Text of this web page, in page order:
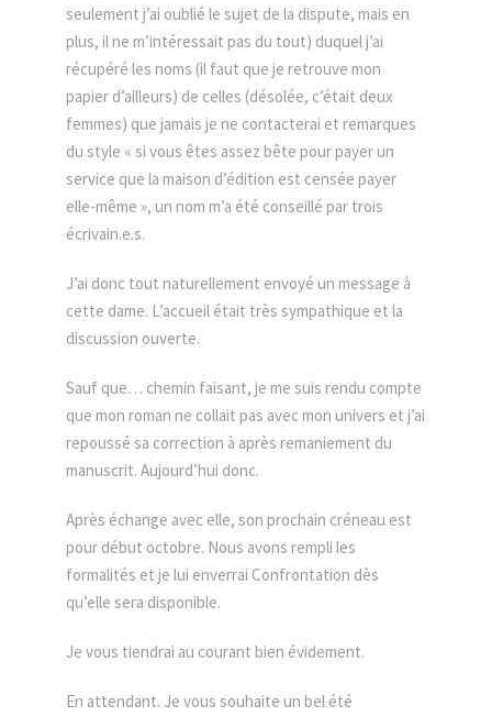
seulement j’ai oublié le sujet de la dispute, mais en
plus, il ne m’intéressait pas du tout) duquel j’ai
récupéré les noms (il faut que je retrouve mon
papier d’ailleurs) de celles (désolée, c’était deux
femmes) que jamais je ne contacterai et remarques
du style « si vous êtes assez bête pour payer un
service que la maison d’édition est censée payer
elle-même », un nom m’a été conseillé par trois
écrivain.e.s.
J’ai donc tout naturellement envoyé un message à
cette dame. L’accueil était très sympathique et la
discussion ouverte.
Sauf que… chemin faisant, je me suis rendu compte
que mon roman ne collait pas avec mon univers et j’ai
repoussé sa correction à après remaniement du
manuscrit. Aujourd’hui donc.
Après échange avec elle, son prochain créneau est
pour début octobre. Nous avons rempli les
formalités et je lui enverrai Confrontation dès
qu’elle sera disponible.
Je vous tiendrai au courant bien évidement.
En attendant. Je vous souhaite un bel été